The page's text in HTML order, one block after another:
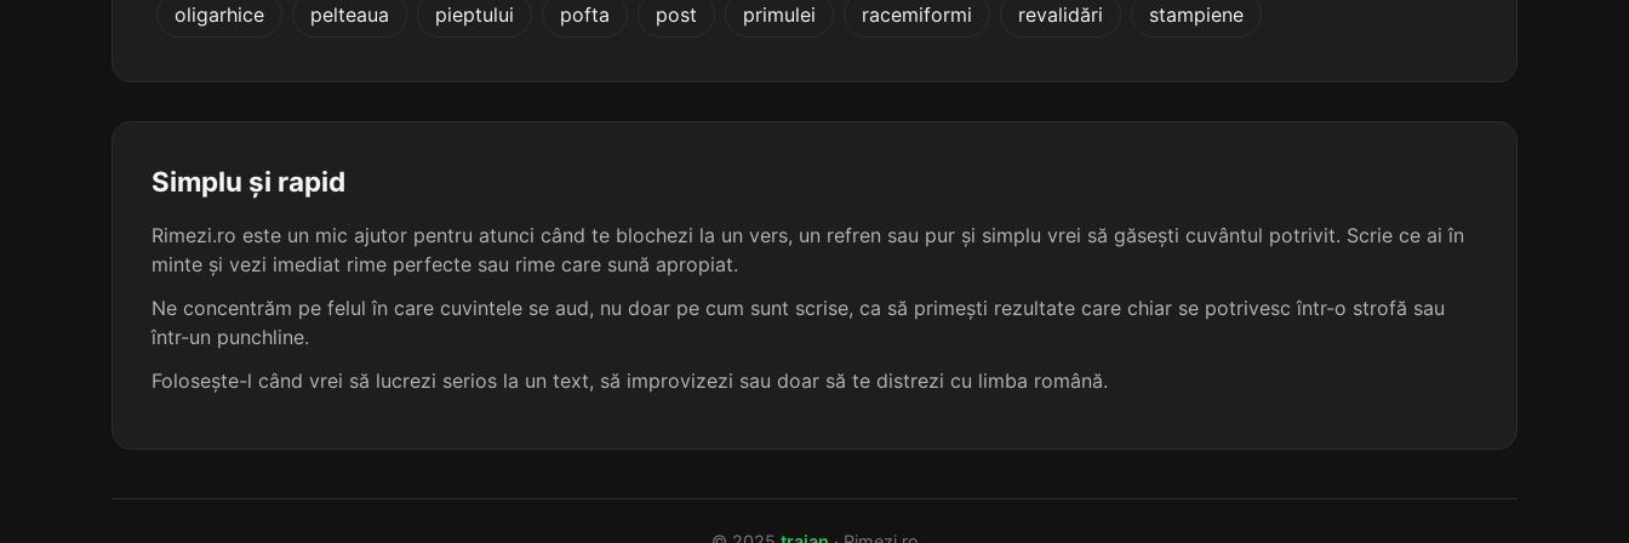
degradând 3 sil. terminație: dând
lichidând
oligarhice pelteaua pieptului pofta post primulei racemiformi revalidări stampiene
Simplu și rapid
Rimezi.ro este un mic ajutor pentru atunci când te blochezi la un vers, un refren sau pur și simplu vrei să găsești cuvântul potrivit. Scrie ce ai în
minte și vezi imediat rime perfecte sau rime care sună apropiat.
Ne concentrăm pe felul în care cuvintele se aud, nu doar pe cum sunt scrise, ca să primești rezultate care chiar se potrivesc într-o strofă sau
într-un punchline.
Folosește-l când vrei să lucrezi serios la un text, să improvizezi sau doar să te distrezi cu limba română.